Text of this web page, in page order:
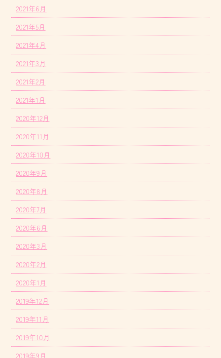
2021年6月
2021年5月
2021年4月
2021年3月
2021年2月
2021年1月
2020年12月
2020年11月
2020年10月
2020年9月
2020年8月
2020年7月
2020年6月
2020年3月
2020年2月
2020年1月
2019年12月
2019年11月
2019年10月
2019年9月